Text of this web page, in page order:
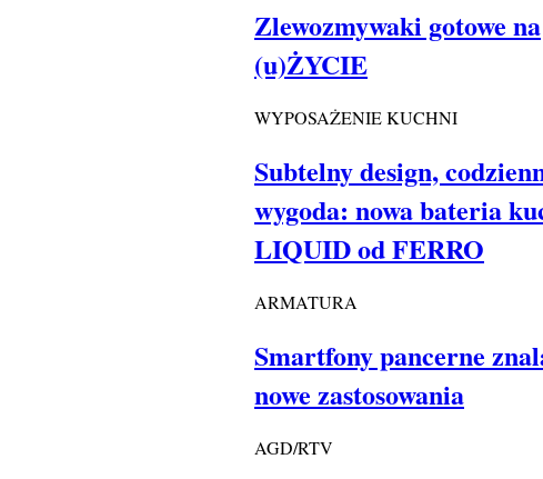
Zlewozmywaki gotowe na
(u)ŻYCIE
WYPOSAŻENIE KUCHNI
Subtelny design,
wygoda: nowa bateria
LIQUID od FERRO
ARMATURA
Smartfony pancerne
nowe zastosowania
AGD/RTV